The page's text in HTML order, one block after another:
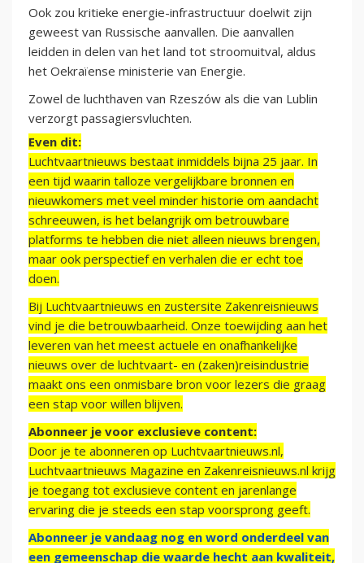
Ook zou kritieke energie-infrastructuur doelwit zijn
geweest van Russische aanvallen. Die aanvallen
leidden in delen van het land tot stroomuitval, aldus
het Oekraïense ministerie van Energie.
Zowel de luchthaven van Rzeszów als die van Lublin
verzorgt passagiersvluchten.
Even dit:
Luchtvaartnieuws bestaat inmiddels bijna 25 jaar. In
een tijd waarin talloze vergelijkbare bronnen en
nieuwkomers met veel minder historie om aandacht
schreeuwen, is het belangrijk om betrouwbare
platforms te hebben die niet alleen nieuws brengen,
maar ook perspectief en verhalen die er echt toe
doen.
Bij Luchtvaartnieuws en zustersite Zakenreisnieuws
vind je die betrouwbaarheid. Onze toewijding aan het
leveren van het meest actuele en onafhankelijke
nieuws over de luchtvaart- en (zaken)reisindustrie
maakt ons een onmisbare bron voor lezers die graag
een stap voor willen blijven.
Abonneer je voor exclusieve content:
Door je te abonneren op Luchtvaartnieuws.nl,
Luchtvaartnieuws Magazine en Zakenreisnieuws.nl krijg
je toegang tot exclusieve content en jarenlange
ervaring die je steeds een stap voorsprong geeft.
Abonneer je vandaag nog en word onderdeel van
een gemeenschap die waarde hecht aan kwaliteit,